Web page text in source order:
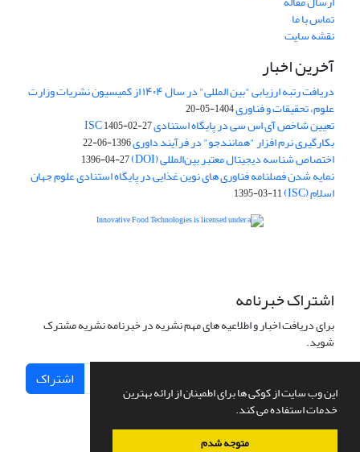
این وب سایت از کوکی ها برای اطمینان از ارائه بهترین
خدمات استفاده می کند.
متوجه شدم
تماس با ما
نقشه سایت
آخرین اخبار
دریافت رتبه ارزیابی "بین المللی" در سال ۱۴۰۴ از کمیسیون نشریات وزارت
علوم، تحقیقات و فناوری1404-05-20
تعیین شاخص آی اس سی در پایگاه استنادی ISC1405-02-27
بکارگیری نرم افزار "همانندجو" در فرآیند داوری1396-06-22
اختصاص شناسه دیجیتال معتبر بین‌المللی (DOI) 1396-04-27
نمایه شدن فصلنامه فناوری های نوین غذایی در پایگاه استنادی علوم جهان
اسلام (ISC) 1395-03-11
اشتراک خبرنامه
برای دریافت اخبار و اطلاعیه های مهم نشریه در خبرنامه نشریه مشترک
شوید.
اشتراک